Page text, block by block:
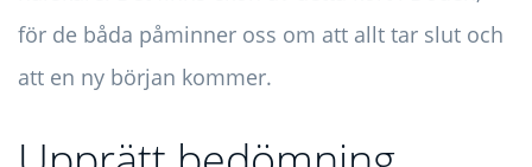
för de båda påminner oss om att allt tar slut och
att en ny början kommer.